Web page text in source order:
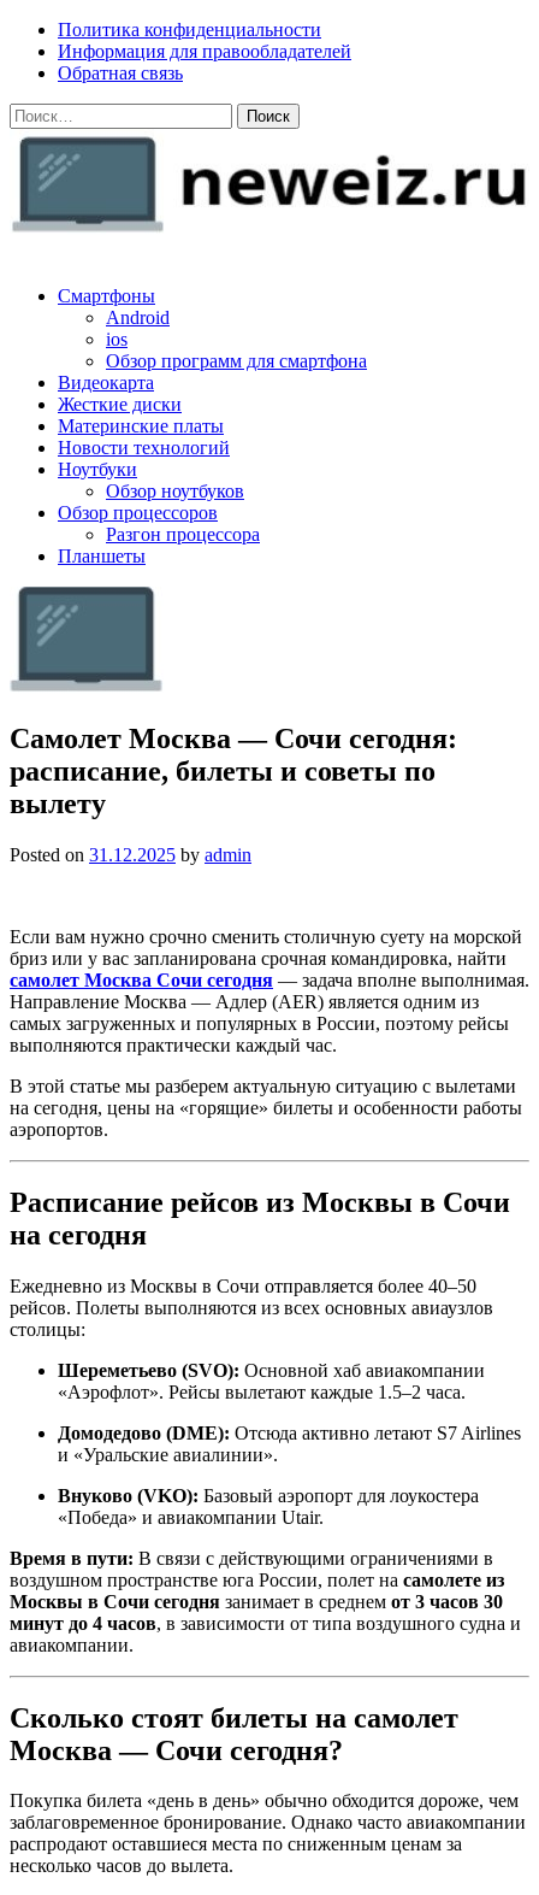
Skip
content
Политика конфиденциальности
Информация для правообладателей
Обратная связь
Найти:
Смартфоны
Android
ios
Обзор программ для смартфона
Видеокарта
Жесткие диски
Материнские платы
Новости технологий
Ноутбуки
Обзор ноутбуков
Обзор процессоров
Разгон процессора
Планшеты
Самолет Москва — Сочи сегодня:
расписание, билеты и советы по
вылету
Posted on 31.12.2025 by admin
Если вам нужно срочно сменить столичную суету на морской
бриз или у вас запланирована срочная командировка, найти
самолет Москва Сочи сегодня — задача вполне выполнимая.
Направление Москва — Адлер (AER) является одним из
самых загруженных и популярных в России, поэтому рейсы
выполняются практически каждый час.
В этой статье мы разберем актуальную ситуацию с вылетами
на сегодня, цены на «горящие» билеты и особенности работы
аэропортов.
Расписание рейсов из Москвы в Сочи
на сегодня
Ежедневно из Москвы в Сочи отправляется более 40–50
рейсов. Полеты выполняются из всех основных авиаузлов
столицы:
Шереметьево (SVO): Основной хаб авиакомпании
«Аэрофлот». Рейсы вылетают каждые 1.5–2 часа.
Домодедово (DME): Отсюда активно летают S7 Airlines
и «Уральские авиалинии».
Внуково (VKO): Базовый аэропорт для лоукостера
«Победа» и авиакомпании Utair.
Время в пути: В связи с действующими ограничениями в
воздушном пространстве юга России, полет на самолете из
Москвы в Сочи сегодня занимает в среднем от 3 часов 30
минут до 4 часов, в зависимости от типа воздушного судна и
авиакомпании.
Сколько стоят билеты на самолет
Москва — Сочи сегодня?
Покупка билета «день в день» обычно обходится дороже, чем
заблаговременное бронирование. Однако часто авиакомпании
распродают оставшиеся места по сниженным ценам за
несколько часов до вылета.